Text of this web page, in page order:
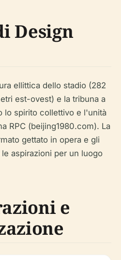
Design
ellittica dello stadio (282
est-ovest) e la tribuna a
lo spirito collettivo e l'unità
RPC (beijing1980.com). La
gettato in opera e gli
aspirazioni per un luogo
e